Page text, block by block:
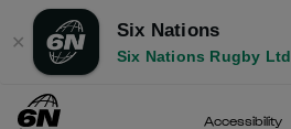
✕
Six Nations
Six Nations Rugby Ltd
Accessibility